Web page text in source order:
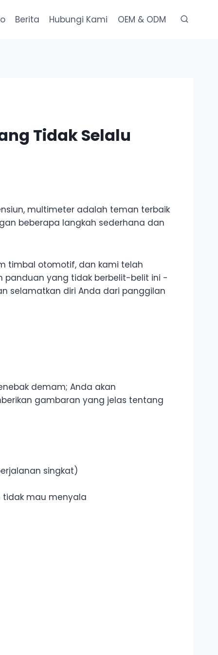
Berita Hubungi Kami OEM & ODM
Tidak Selalu
multimeter adalah teman terbaik
beberapa langkah sederhana dan
timbal otomotif, dan kami telah
panduan yang tidak berbelit-belit ini -
selamatkan diri Anda dari panggilan
demam; Anda akan
gambaran yang jelas tentang
singkat)
tidak mau menyala